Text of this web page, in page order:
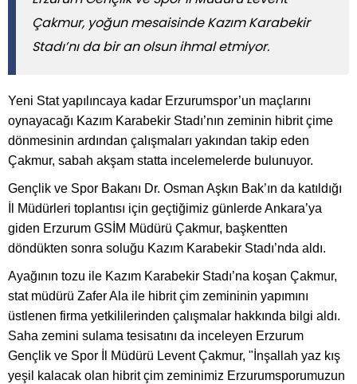
Çakmur, yoğun mesaisinde Kazım Karabekir
Stadı’nı da bir an olsun ihmal etmiyor.
Yeni Stat yapılıncaya kadar Erzurumspor’un maçlarını
oynayacağı Kazım Karabekir Stadı’nın zeminin hibrit çime
dönmesinin ardından çalışmaları yakından takip eden
Çakmur, sabah akşam statta incelemelerde bulunuyor.
Gençlik ve Spor Bakanı Dr. Osman Aşkın Bak’ın da katıldığı
İl Müdürleri toplantısı için geçtiğimiz günlerde Ankara’ya
giden Erzurum GSİM Müdürü Çakmur, başkentten
döndükten sonra soluğu Kazım Karabekir Stadı’nda aldı.
Ayağının tozu ile Kazım Karabekir Stadı’na koşan Çakmur,
stat müdürü Zafer Ala ile hibrit çim zemininin yapımını
üstlenen firma yetkililerinden çalışmalar hakkında bilgi aldı.
Saha zemini sulama tesisatını da inceleyen Erzurum
Gençlik ve Spor İl Müdürü Levent Çakmur, "İnşallah yaz kış
yeşil kalacak olan hibrit çim zeminimiz Erzurumsporumuzun